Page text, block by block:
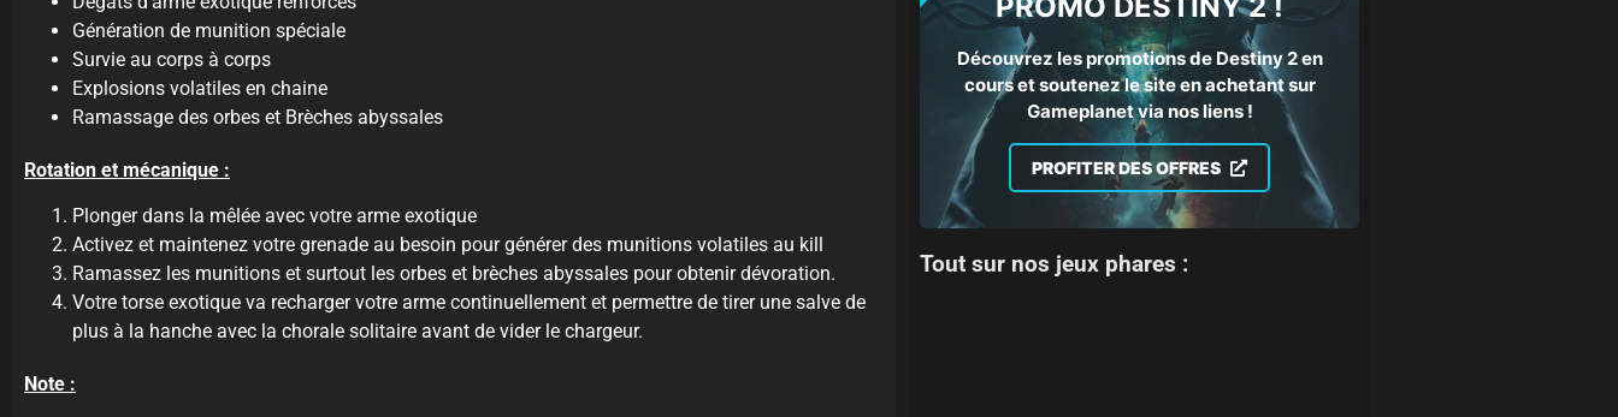
Génération de munition spéciale
Survie au corps à corps
Explosions volatiles en chaine
Ramassage des orbes et Brèches abyssales
Rotation et mécanique :
Plonger dans la mêlée avec votre arme exotique
Activez et maintenez votre grenade au besoin pour générer des munitions volatiles au kill
Ramassez les munitions et surtout les orbes et brèches abyssales pour obtenir dévoration.
Votre torse exotique va recharger votre arme continuellement et permettre de tirer une salve de
plus à la hanche avec la chorale solitaire avant de vider le chargeur.
Note :
Découvrez les promotions de Destiny 2 en
cours et soutenez le site en achetant sur
Gameplanet via nos liens !
PROFITER DES OFFRES
Tout sur nos jeux phares :